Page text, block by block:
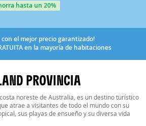
hasta un 20%
con el mejor precio garantizado!
en la mayoría de habitaciones
PROVINCIA
noreste de Australia, es un destino turístico
atrae a visitantes de todo el mundo con su
sus playas de ensueño y su diversa vida